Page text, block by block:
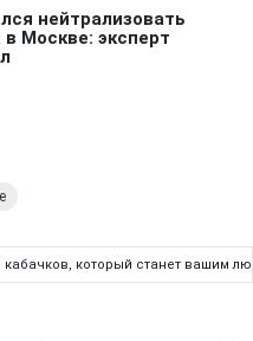
который станет вашим